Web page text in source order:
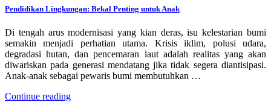
Pendidikan Lingkungan: Bekal Penting untuk Anak
Di tengah arus modernisasi yang kian deras, isu kelestarian bumi
semakin menjadi perhatian utama. Krisis iklim, polusi udara,
degradasi hutan, dan pencemaran laut adalah realitas yang akan
diwariskan pada generasi mendatang jika tidak segera diantisipasi.
Anak-anak sebagai pewaris bumi membutuhkan …
Continue reading